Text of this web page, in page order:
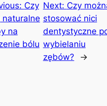
Czy
naturalne
na
bólu
Next: Czy
stosować nici
dentystyczne
wybielaniu
zębów?
→